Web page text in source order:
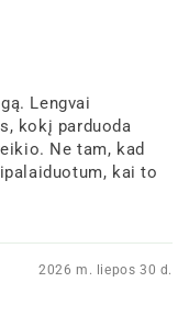
Lengvai
kokį parduoda
Ne tam, kad
kai to
2026 m. liepos 30 d.